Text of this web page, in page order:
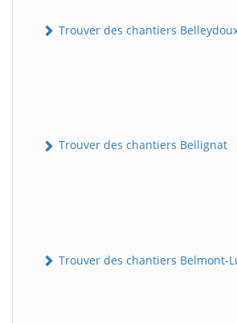
Trouver des chantiers
Trouver des chantiers Bellignat
Trouver des chantiers Belmont-